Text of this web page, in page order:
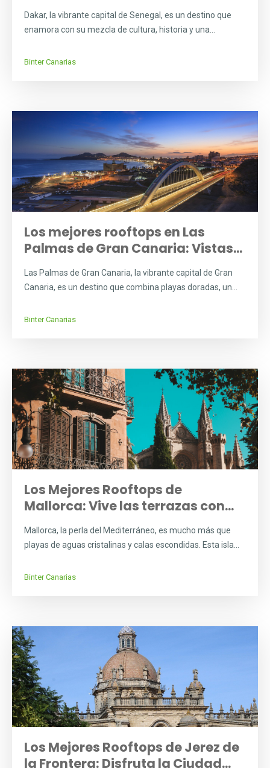
Dakar, la vibrante capital de Senegal, es un destino que
enamora con su mezcla de cultura, historia y una...
Binter Canarias
Los mejores rooftops en Las
Palmas de Gran Canaria: Vistas...
Las Palmas de Gran Canaria, la vibrante capital de Gran
Canaria, es un destino que combina playas doradas, un...
Binter Canarias
Los Mejores Rooftops de
Mallorca: Vive las terrazas con...
Mallorca, la perla del Mediterráneo, es mucho más que
playas de aguas cristalinas y calas escondidas. Esta isla...
Binter Canarias
Los Mejores Rooftops de Jerez de
la Frontera: Disfruta la Ciudad...